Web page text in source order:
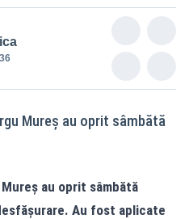
Mureș au oprit sâmbătă
au oprit sâmbătă
Au fost aplicate